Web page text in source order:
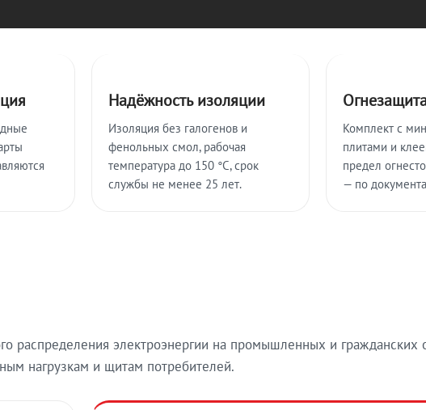
Надёжность изоляции
Изоляция без галогенов и
фенольных смол, рабочая
температура до 150 °C, срок
службы не менее 25 лет.
Комплект с
плитами и
предел
— по
распределения электроэнергии на промышленных и гражданских
нагрузкам и щитам потребителей.